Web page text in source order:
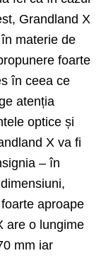
Grandland X
materie de
foarte
în ceea ce
atenția
optice și
X va fi
– în
aproape
are o lungime
mm iar